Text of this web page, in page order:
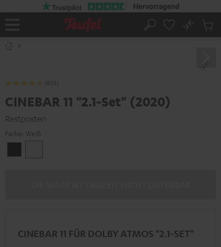
Startseite
Suche
No
(803)
CINEBAR 11 "2.1-Set" (2020)
Restposten
Farbe: Weiß
CINEBAR 11 FÜR DOLBY ATMOS "2.1-SET"